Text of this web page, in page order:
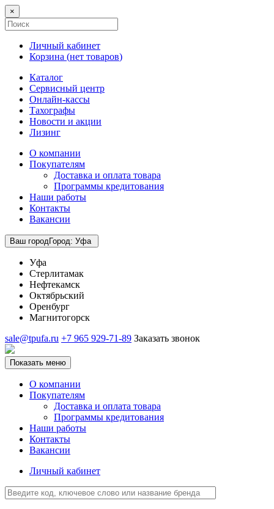
×
Личный кабинет
Корзина (нет товаров)
Каталог
Сервисный центр
Онлайн-кассы
Тахографы
Новости и акции
Лизинг
О компании
Покупателям
Доставка и оплата товара
Программы кредитования
Наши работы
Контакты
Вакансии
Ваш городГород: Уфа
Уфа
Стерлитамак
Нефтекамск
Октябрьский
Оренбург
Магнитогорск
sale@tpufa.ru +7 965 929-71-89 Заказать звонок
Показать меню
О компании
Покупателям
Доставка и оплата товара
Программы кредитования
Наши работы
Контакты
Вакансии
Личный кабинет